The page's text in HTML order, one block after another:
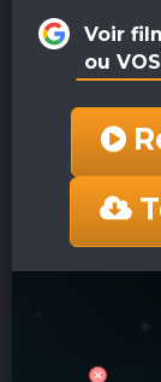
Voir
ou